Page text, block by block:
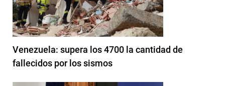
Venezuela: supera los 4700 la cantidad de
fallecidos por los sismos